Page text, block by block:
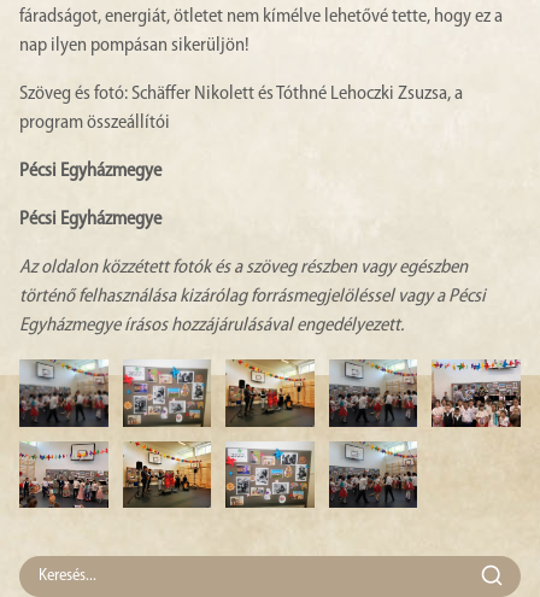
fáradságot, energiát, ötletet nem kímélve lehetővé tette, hogy ez a
nap ilyen pompásan sikerüljön!
Szöveg és fotó: Schäffer Nikolett és Tóthné Lehoczki Zsuzsa, a
program összeállítói
Pécsi Egyházmegye
Pécsi Egyházmegye
Az oldalon közzétett fotók és a szöveg részben vagy egészben
történő felhasználása kizárólag forrásmegjelöléssel vagy a Pécsi
Egyházmegye írásos hozzájárulásával engedélyezett.